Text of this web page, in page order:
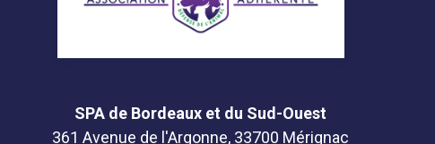
SPA de Bordeaux et du Sud-Ouest
361 Avenue de l'Argonne, 33700 Mérignac